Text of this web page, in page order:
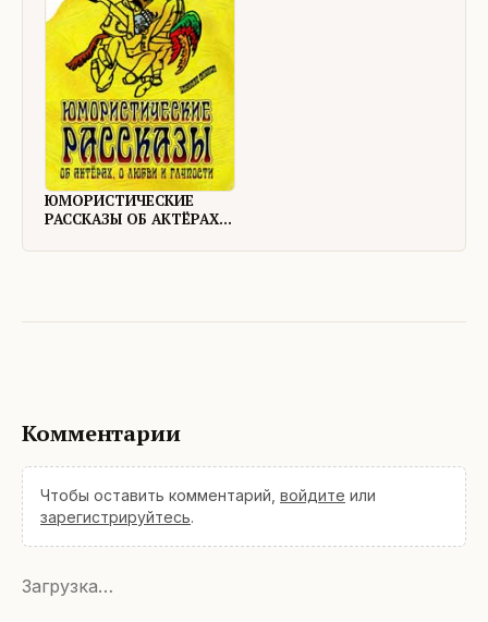
ЮМОРИСТИЧЕСКИЕ
РАССКАЗЫ ОБ АКТЁРАХ,
Комментарии
Чтобы оставить комментарий, войдите или
зарегистрируйтесь.
Загрузка…